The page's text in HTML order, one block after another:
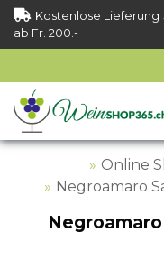
Kostenlose Lieferung
ab Fr. 200.-
Online
Negroamaro